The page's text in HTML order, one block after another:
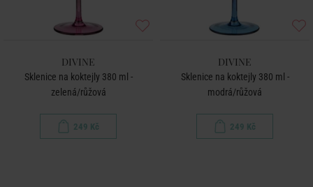
DIVINE
Sklenice na koktejly 380 ml -
zelená/růžová
249 Kč
DIVINE
Sklenice na koktejly 380 ml -
modrá/růžová
249 Kč